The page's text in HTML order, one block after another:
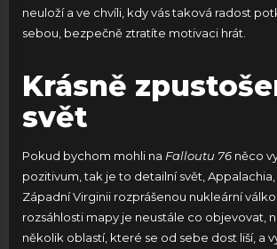
neuloží a ve chvíli, kdy vás taková radost
sebou, bezpečně ztratíte motivaci hrát.
Krásně
svět
Pokud bychom mohli na Falloutu 76 něco
pozitivum, tak je to detailní svět,
Západní Virginii rozprášenou nukleární
rozsáhlosti mapy je neustále co objevovat,
několik oblastí, které se od sebe dost liší, a